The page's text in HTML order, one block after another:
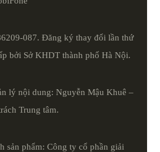
087. Đăng ký thay đổi lần thứ
bởi Sở KHDT thành phố Hà Nội.
lý nội dung: Nguyễn Mậu Khuê –
Trung tâm.
sản phẩm: Công ty cổ phần giải